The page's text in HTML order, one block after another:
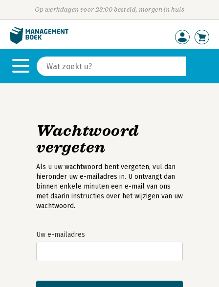
Op werkdagen voor 23:00 besteld, morgen in huis
Wachtwoord
vergeten
Als u uw wachtwoord bent vergeten, vul dan
hieronder uw e-mailadres in. U ontvangt dan
binnen enkele minuten een e-mail van ons
met daarin instructies over het wijzigen van uw
wachtwoord.
Uw e-mailadres